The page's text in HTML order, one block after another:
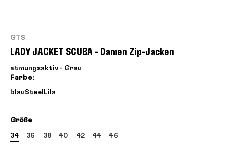
GTS
LADY JACKET SCUBA - Damen Zip-Jacken
atmungsaktiv - Grau
Farbe:
blauSteel Lila
Größe
34 36 38 40 42 44 46